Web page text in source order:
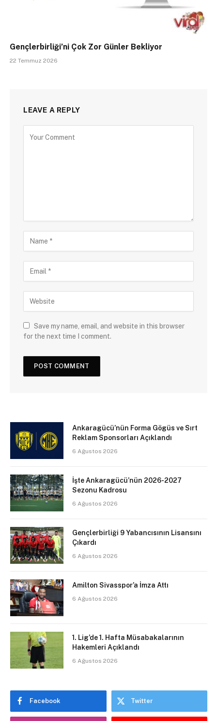
Gençlerbirliği’ni Çok Zor Günler Bekliyor
22 Temmuz 2026
LEAVE A REPLY
Save my name, email, and website in this browser
for the next time I comment.
Ankaragücü’nün Forma Gögüs ve Sırt
Reklam Sponsorları Açıklandı
6 Ağustos 2026
İşte Ankaragücü’nün 2026-2027
Sezonu Kadrosu
6 Ağustos 2026
Gençlerbirliği 9 Yabancısının Lisansını
Çıkardı
6 Ağustos 2026
Amilton Sivasspor’a İmza Attı
6 Ağustos 2026
1. Lig’de 1. Hafta Müsabakalarının
Hakemleri Açıklandı
6 Ağustos 2026
Facebook Twitter